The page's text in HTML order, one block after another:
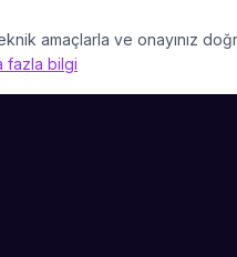
amaçlarla ve onayınız
fazla bilgi